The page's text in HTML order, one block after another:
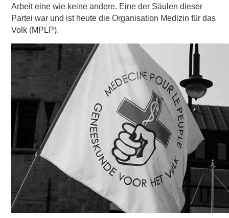
Arbeit eine wie keine andere. Eine der Säulen dieser
Partei war und ist heute die Organisation Medizin für das
Volk (MPLP).